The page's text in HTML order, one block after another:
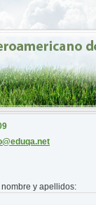
nombre y apellidos: